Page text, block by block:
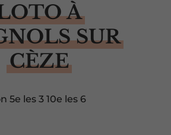
À
SUR
CÈZE
5e les 3 10e les 6